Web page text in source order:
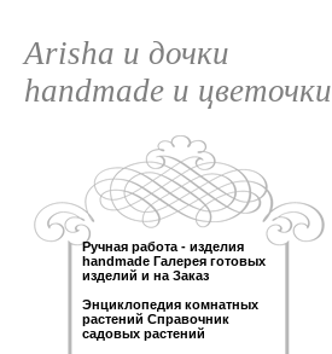
Arisha и дочки
handmade и цветочки
Ручная работа - изделия
handmade Галерея готовых
изделий и на Заказ
Энциклопедия комнатных
растений Справочник
садовых растений